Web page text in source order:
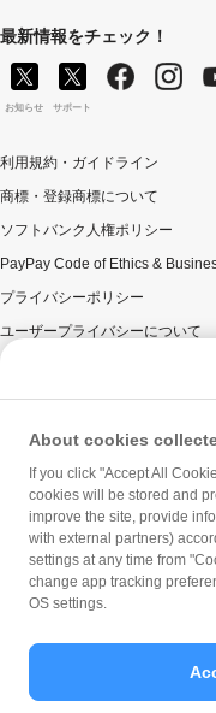
最新情報をチェック！
お知らせ サポート
利用規約・ガイドライン
商標・登録商標について
ソフトバンク人権ポリシー
PayPay Code of Ethics &
プライバシーポリシー
ユーザープライバシーについて
ウェブサイト利用規約
反社会的勢力に対する方針
勧誘方針
マネロン等基本方針
カスタマーハラスメントに関す
©
About cookies
If you click "Accept All
cookies will be stored and
improve the site, provide
with external partners)
settings at any time from
change app tracking
OS settings.